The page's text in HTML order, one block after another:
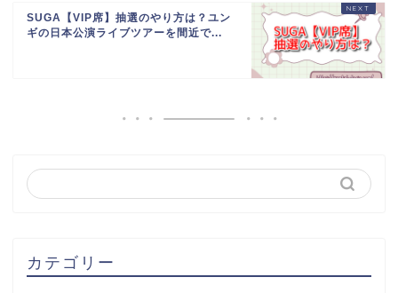
SUGA【VIP席】抽選のやり方は？ユン
ギの日本公演ライブツアーを間近で...
カテゴリー